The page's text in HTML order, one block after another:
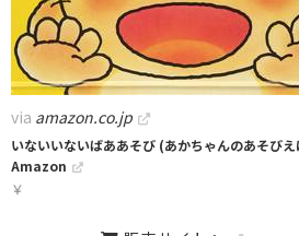
via amazon.co.jp
いないいないばああそび (あかちゃんのあそび
Amazon
￥